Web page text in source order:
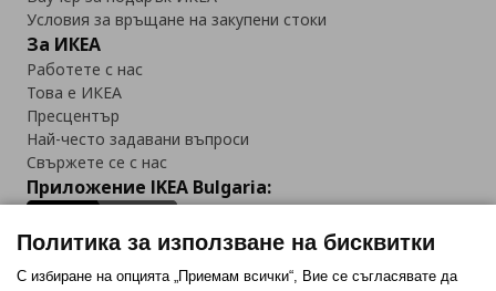
Условия за връщане на закупени стоки
За ИКЕА
Работете с нас
Това е ИКЕА
Пресцентър
Най-често задавани въпроси
Свържете се с нас
Приложение IKEA Bulgaria:
Политика за използване на бисквитки
С избиране на опцията „Приемам всички“, Вие се съгласявате да